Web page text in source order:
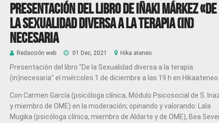
Presentación del libro de Iñaki Márkez «De
la sexualidad diversa a la terapia (in)
necesaria
Redacción web 01 Dec, 2021 Hika ateneo
Presentación del libro "De la Sexualidad diversa a la terapia
(in)necesaria" el miércoles 1 de diciembre a las 19 h en Hikaateneo.
Con Carmen García (psicóloga clínica, Módulo Psicosocial de S.
y miembro de OME) en la moderación; opinando y valorando: Lala
Mugika (psicóloga clínica, miembro de Aldarte y de OME), Bea